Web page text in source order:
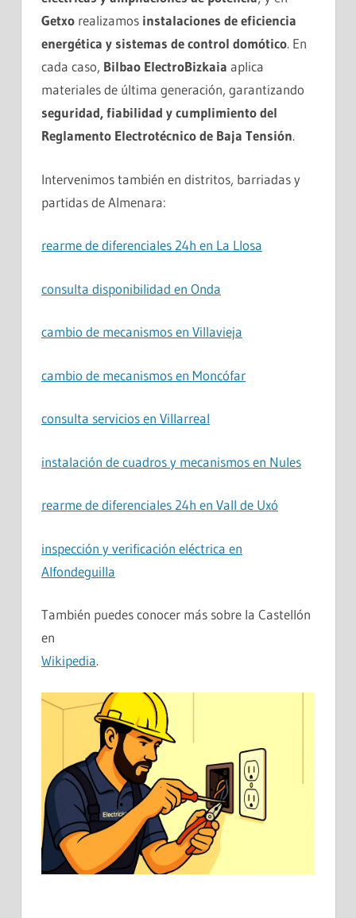
Getxo realizamos instalaciones de eficiencia
energética y sistemas de control domótico. En
cada caso, Bilbao ElectroBizkaia aplica
materiales de última generación, garantizando
seguridad, fiabilidad y cumplimiento del
Reglamento Electrotécnico de Baja Tensión.
Intervenimos también en distritos, barriadas y
partidas de Almenara:
rearme de diferenciales 24h en La Llosa
consulta disponibilidad en Onda
cambio de mecanismos en Villavieja
cambio de mecanismos en Moncófar
consulta servicios en Villarreal
instalación de cuadros y mecanismos en Nules
rearme de diferenciales 24h en Vall de Uxó
inspección y verificación eléctrica en
Alfondeguilla
También puedes conocer más sobre la Castellón
en
Wikipedia.